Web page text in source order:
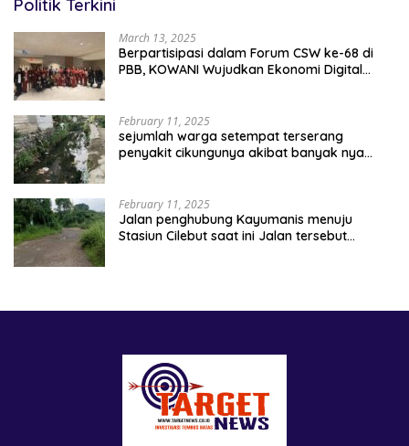
Politik Terkini
March 13, 2025
Berpartisipasi dalam Forum CSW ke-68 di
PBB, KOWANI Wujudkan Ekonomi Digital
February 11, 2025
sejumlah warga setempat terserang
penyakit cikungunya akibat banyak nya
February 11, 2025
Jalan penghubung Kayumanis menuju
Stasiun Cilebut saat ini Jalan tersebut